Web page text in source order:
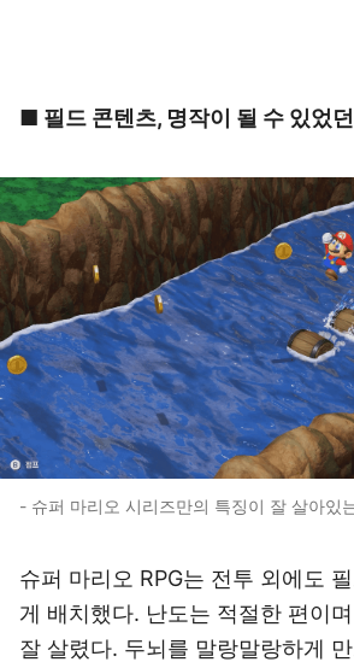
■ 필드 콘텐츠, 명작이 될 수 있었
- 슈퍼 마리오 시리즈만의 특징이 잘 살아있
슈퍼 마리오 RPG는 전투 외에도
게 배치했다. 난도는 적절한 편이
잘 살렸다. 두뇌를 말랑말랑하게